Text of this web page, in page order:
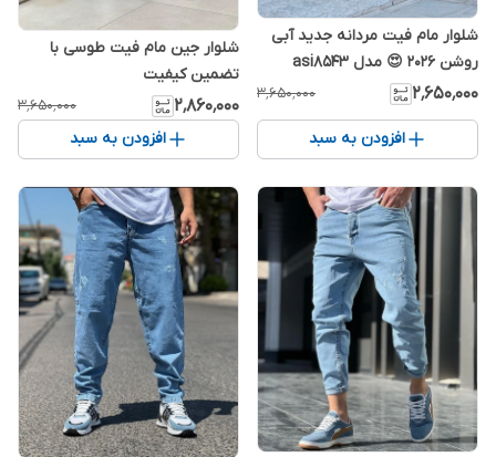
شلوار مام فیت مردانه جدید آبی
روشن 2026 😍 مدل asi8543
۲٬۶۵۰٬۰۰۰ ۳٬۶۵۰٬۰۰۰
افزودن به سبد
شلوار جین مام فیت طوسی با
تضمین کیفیت
۲٬۸۶۰٬۰۰۰ ۳٬۶۵۰٬۰۰۰
افزودن به سبد